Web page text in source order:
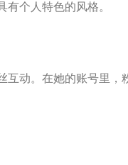
个人特色的风格。
互动。在她的账号里，